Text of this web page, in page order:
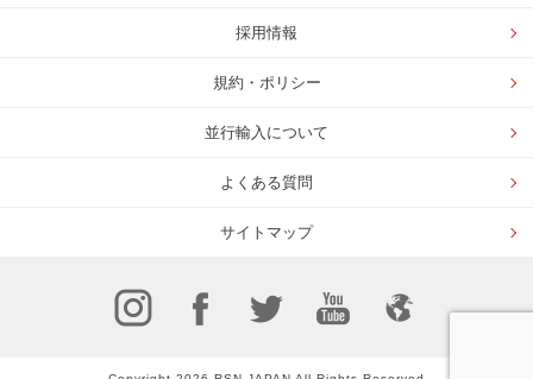
採用情報
規約・ポリシー
並行輸入について
よくある質問
サイトマップ